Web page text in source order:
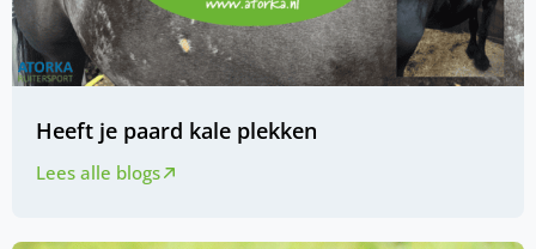
Heeft je paard kale plekken
Lees alle blogs